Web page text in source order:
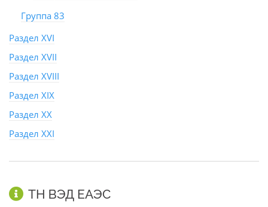
Группа 83
Раздел XVI
Раздел XVII
Раздел XVIII
Раздел XIX
Раздел XX
Раздел XXI
ТН ВЭД ЕАЭС